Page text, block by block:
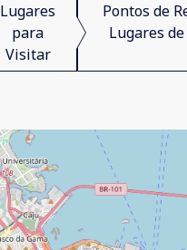
Lugares
para
Visitar
Pontos de
Lugares